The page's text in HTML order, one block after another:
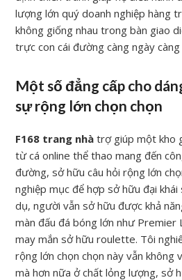
lượng lớn quý doanh nghiệp hàng
không giống nhau trong bàn giao
trực con cái đường càng ngày
Một số đẳng cấp cho
sự rộng lớn chọn chọn
F168 trang nhà trợ giúp một kho
từ cá online thể thao mang đến
đường, sở hữu câu hỏi rộng lớn
nghiệp mục để hợp sở hữu đại
dụ, người vẫn sở hữu được khả
màn đấu đá bóng lớn như
may mắn sở hữu roulette. Tôi
rộng lớn chọn chọn này vẫn không
mà hơn nữa ở chất lỏng lượng, sở